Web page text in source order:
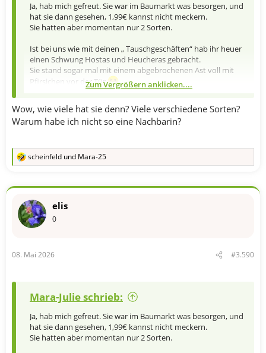
Ja, hab mich gefreut. Sie war im Baumarkt was besorgen, und
hat sie dann gesehen, 1,99€ kannst nicht meckern.
Sie hatten aber momentan nur 2 Sorten.
Ist bei uns wie mit deinen „ Tauschgeschäften“ hab ihr heuer
einen Schwung Hostas und Heucheras gebracht.
Sie stand sogar mal mit einem abgebrochenen Ast voll mit
Pfirsichen vor der Tür,
….die wurden sogleich zu Gelee verarbeitet.
Von mir gibts dann Holunder Blüten und Fruchtgelee und
Saft.
…. und die hat immer massig Tomaten, da könnte sogar Tubi
Zum Vergrößern anklicken....
Wow, wie viele hat sie denn? Viele verschiedene Sorten?
Warum habe ich nicht so eine Nachbarin?
R
k
o
:
scheinfeld und Mara-25
elis
0
08. Mai 2026 #3.590
Mara-Julie schrieb:
Ja, hab mich gefreut. Sie war im Baumarkt was besorgen, und
hat sie dann gesehen, 1,99€ kannst nicht meckern.
Sie hatten aber momentan nur 2 Sorten.